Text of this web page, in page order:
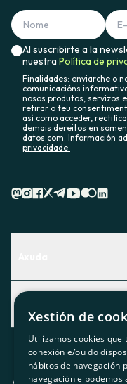
Al suscribirte a la
nuestraPolítica de
Finalidades: enviarche o
comunicacións
nosos produtos, servizos
retirar o teu
así como acceder,
demais dereitos en
datos.com. Información
privacidade.
Descubre qué
Contacto
Actualidad
O recuncho da socia
Xestión de
Utilizamos cookies que
conexión e/ou do
hábitos de navegación
navegación e